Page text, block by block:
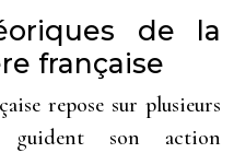
de la
française
repose sur plusieurs
guident son action